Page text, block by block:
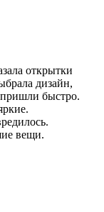
открытки
дизайн,
пришли быстро.
вещи.